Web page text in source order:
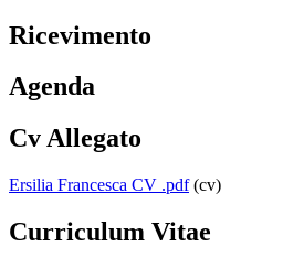
Ricevimento
Agenda
Cv Allegato
Ersilia Francesca CV .pdf(cv)
Curriculum Vitae